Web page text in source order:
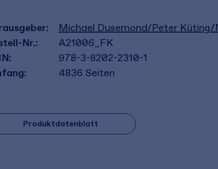
Michael Dusemond/Peter
Nr.:
A21006_FK
978-3-8202-2310-1
4836 Seiten
Produktdatenblatt